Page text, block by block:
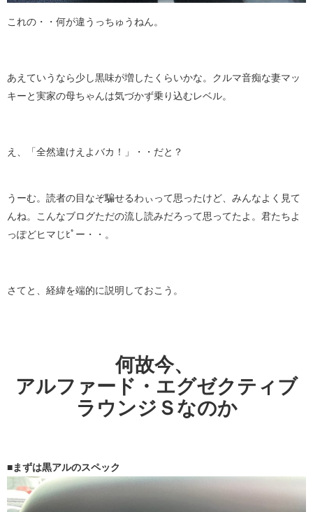
これの・・何が違うっちゅうねん。
あえていうなら少し黒味が増したくらいかな。クルマ音痴な妻マッ
キーと実家の母ちゃんは気づかず乗り込むレベル。
え、「全然違けえよバカ！」・・だと？
うーむ。読者の目なぞ騙せるわぃって思ったけど、みんなよく見て
んね。こんなブログただの流し読みだろって思ってたよ。君たちよ
っぽどヒマじﾋﾟー・・。
さてと、経緯を端的に説明しておこう。
何故今、
アルファード・エグゼクティブ
ラウンジＳなのか
■まずは黒アルのスペック